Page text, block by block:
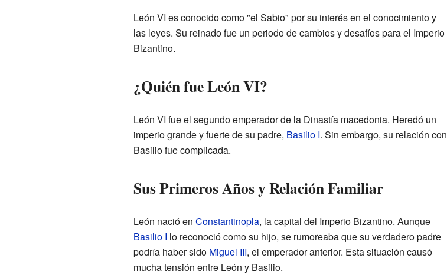
León VI es conocido como "el Sabio" por su interés en el conocimiento y
las leyes. Su reinado fue un periodo de cambios y desafíos para el Imperio
Bizantino.
¿Quién fue León VI?
León VI fue el segundo emperador de la Dinastía macedonia. Heredó un
imperio grande y fuerte de su padre, Basilio I. Sin embargo, su relación con
Basilio fue complicada.
Sus Primeros Años y Relación Familiar
León nació en Constantinopla, la capital del Imperio Bizantino. Aunque
Basilio I lo reconoció como su hijo, se rumoreaba que su verdadero padre
podría haber sido Miguel III, el emperador anterior. Esta situación causó
mucha tensión entre León y Basilio.